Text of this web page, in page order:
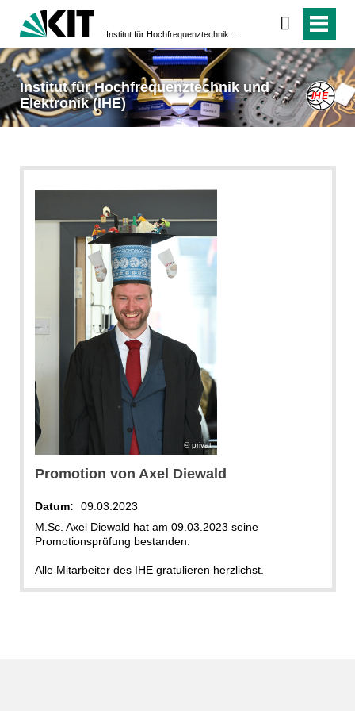
Institut für Hochfrequenztechnik und
Elektronik (IHE)
privat
Promotion von Axel Diewald
Datum:
09.03.2023
M.Sc. Axel Diewald hat am 09.03.2023 seine
Promotionsprüfung bestanden.
Alle Mitarbeiter des IHE gratulieren herzlichst.